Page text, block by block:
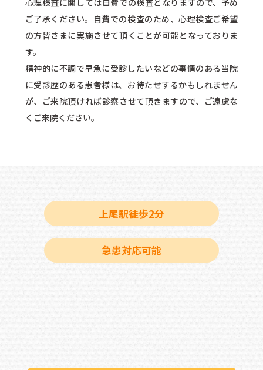
心理検査に関しては自費での検査となりますので、予め
ご了承ください。自費での検査のため、心理検査ご希望
の方皆さまに実施させて頂くことが可能となっておりま
す。
精神的に不調で早急に受診したいなどの事情のある当院
に受診歴のある患者様は、お待たせするかもしれません
が、ご来院頂ければ診察させて頂きますので、ご遠慮な
くご来院ください。
上尾駅徒歩2分
急患対応可能